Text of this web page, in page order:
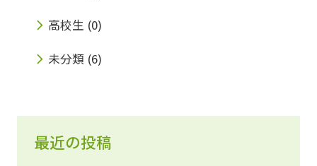
高校生 (0)
未分類 (6)
最近の投稿